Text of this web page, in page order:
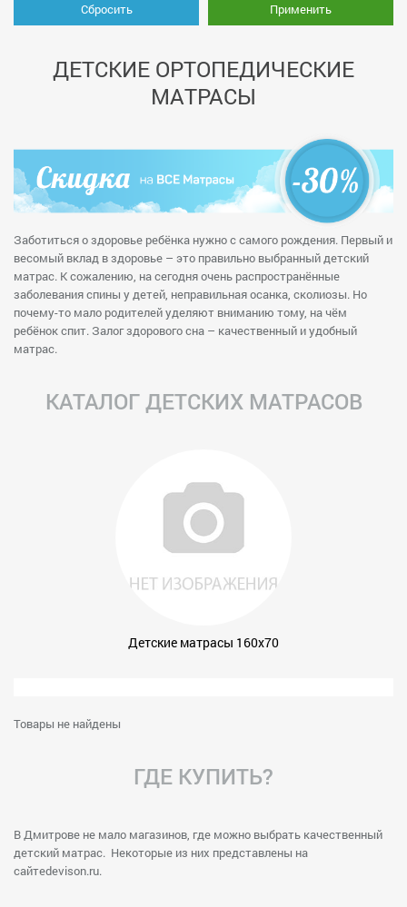
Сбросить Применить
ДЕТСКИЕ ОРТОПЕДИЧЕСКИЕ
МАТРАСЫ
Заботиться о здоровье ребёнка нужно с самого рождения. Первый и
весомый вклад в здоровье – это правильно выбранный детский
матрас. К сожалению, на сегодня очень распространённые
заболевания спины у детей, неправильная осанка, сколиозы. Но
почему-то мало родителей уделяют вниманию тому, на чём
ребёнок спит. Залог здорового сна – качественный и удобный
матрас.
КАТАЛОГ ДЕТСКИХ МАТРАСОВ
Детские матрасы 160x70
Товары не найдены
ГДЕ КУПИТЬ?
В Дмитрове не мало магазинов, где можно выбрать качественный
детский матрас. Некоторые из них представлены на
сайтеdevison.ru.